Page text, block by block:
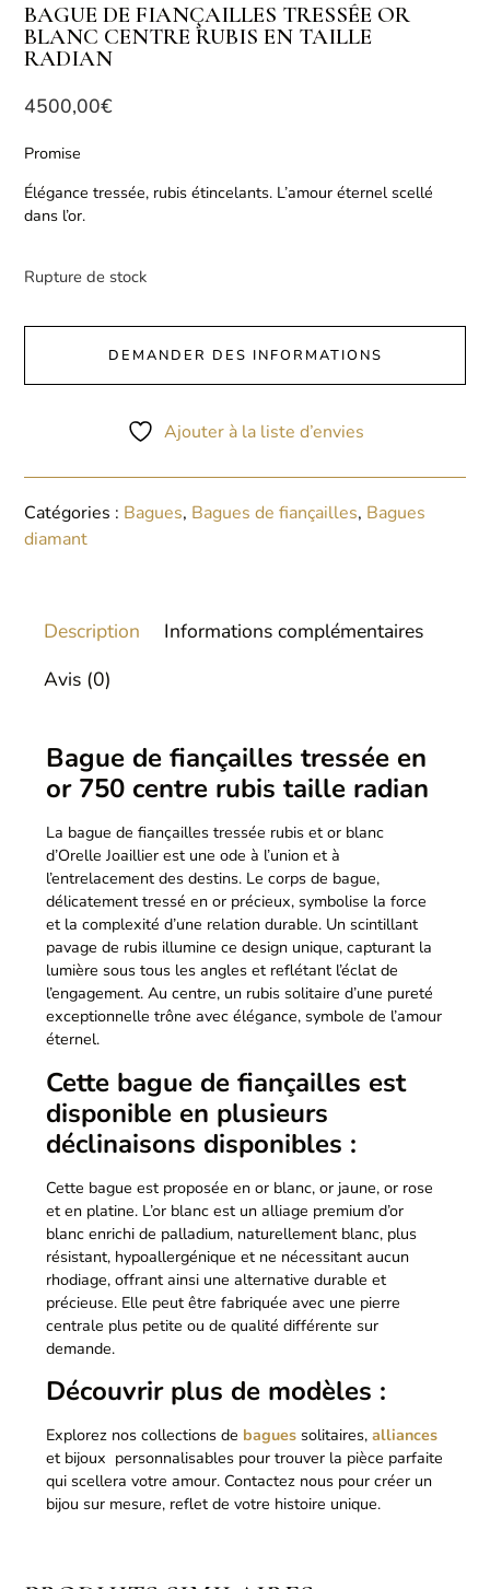
BAGUE DE FIANÇAILLES TRESSÉE OR
BLANC CENTRE RUBIS EN TAILLE
RADIAN
4500,00€
Promise
Élégance tressée, rubis étincelants. L’amour éternel scellé
dans l’or.
Rupture de stock
DEMANDER DES INFORMATIONS
Ajouter à la liste d’envies
Catégories : Bagues, Bagues de fiançailles, Bagues
diamant
Description
Informations complémentaires
Avis (0)
Bague de fiançailles tressée en
or 750 centre rubis taille radian
La bague de fiançailles tressée rubis et or blanc
d’Orelle Joaillier est une ode à l’union et à
l’entrelacement des destins. Le corps de bague,
délicatement tressé en or précieux, symbolise la force
et la complexité d’une relation durable. Un scintillant
pavage de rubis illumine ce design unique, capturant la
lumière sous tous les angles et reflétant l’éclat de
l’engagement. Au centre, un rubis solitaire d’une pureté
exceptionnelle trône avec élégance, symbole de l’amour
éternel.
Cette bague de fiançailles est
disponible en plusieurs
déclinaisons disponibles :
Cette bague est proposée en or blanc, or jaune, or rose
et en platine. L’or blanc est un alliage premium d’or
blanc enrichi de palladium, naturellement blanc, plus
résistant, hypoallergénique et ne nécessitant aucun
rhodiage, offrant ainsi une alternative durable et
précieuse. Elle peut être fabriquée avec une pierre
centrale plus petite ou de qualité différente sur
demande.
Découvrir plus de modèles :
Explorez nos collections de bagues solitaires,alliances
et bijoux personnalisables pour trouver la pièce parfaite
qui scellera votre amour. Contactez nous pour créer un
bijou sur mesure, reflet de votre histoire unique.